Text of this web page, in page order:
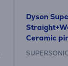
Dyson
Ceramic
gold, roosa